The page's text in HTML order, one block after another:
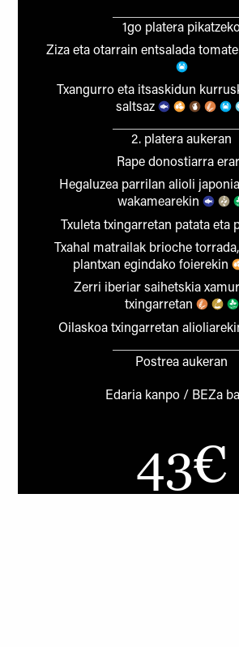
1go platera
Ziza eta otarrain entsalada
Txangurro eta itsaskidun
saltsaz
2. platera aukeran
Rape donostiarra
Hegaluzea parrilan alioli
wakamearekin
Txuleta txingarretan patata eta
Txahal matrailak brioche
plantxan egindako foierekin
Zerri iberiar saihetskia
txingarretan
Oilaskoa txingarretan
Postrea aukeran
Edaria kanpo / BEZa
43